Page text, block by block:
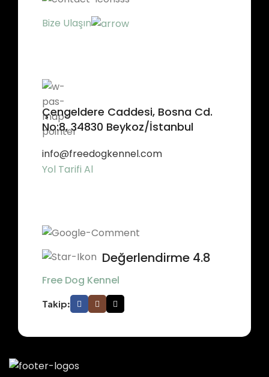
Bize Ulaşın
Çengeldere Caddesi, Bosna Cd.
No:8, 34830 Beykoz/İstanbul
info@freedogkennel.com
Yol Tarifi Al
Değerlendirme 4.8
Free Dog Kennel
Takip: